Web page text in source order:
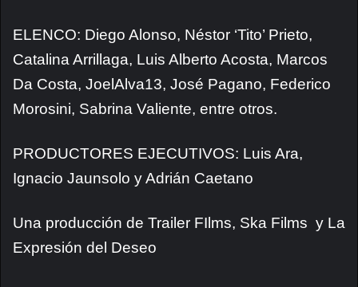
ELENCO: Diego Alonso, Néstor ‘Tito’ Prieto,
Catalina Arrillaga, Luis Alberto Acosta, Marcos
Da Costa, JoelAlva13, José Pagano, Federico
Morosini, Sabrina Valiente, entre otros.
PRODUCTORES EJECUTIVOS: Luis Ara,
Ignacio Jaunsolo y Adrián Caetano
Una producción de Trailer FIlms, Ska Films y La
Expresión del Deseo